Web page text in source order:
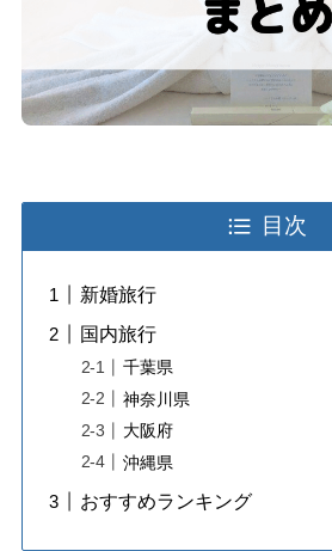
目次
新婚旅行
国内旅行
千葉県
神奈川県
大阪府
沖縄県
おすすめランキング